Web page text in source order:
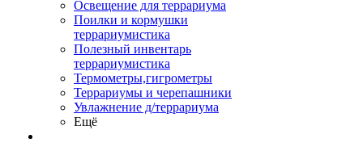
Освещение для террариума
Поилки и кормушки
террариумистика
Полезный инвентарь
террариумистика
Термометры,гигрометры
Террариумы и черепашники
Увлажнение д/террариума
Ещё